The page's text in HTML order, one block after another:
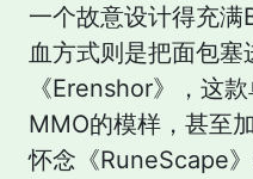
一个故意设计得充满
血方式则是把面包塞
《Erenshor》，这
MMO的模样，甚至
怀念《RuneScape